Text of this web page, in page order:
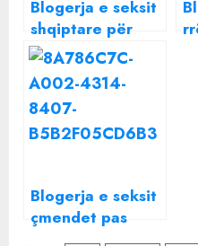
Blogerja e seksit
shqiptare për
herë të parë: Jam
adoptuar në një
familje italiane,
raporti që kam
me nënën
Blogerja e seksit
çmendet pas
Arjan Currit: Jemi